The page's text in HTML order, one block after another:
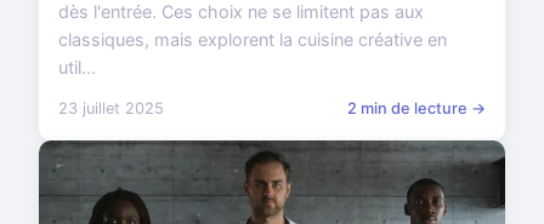
dès l'entrée. Ces choix ne se limitent pas aux
classiques, mais explorent la cuisine créative en
util...
23 juillet 2025 2 min de lecture →